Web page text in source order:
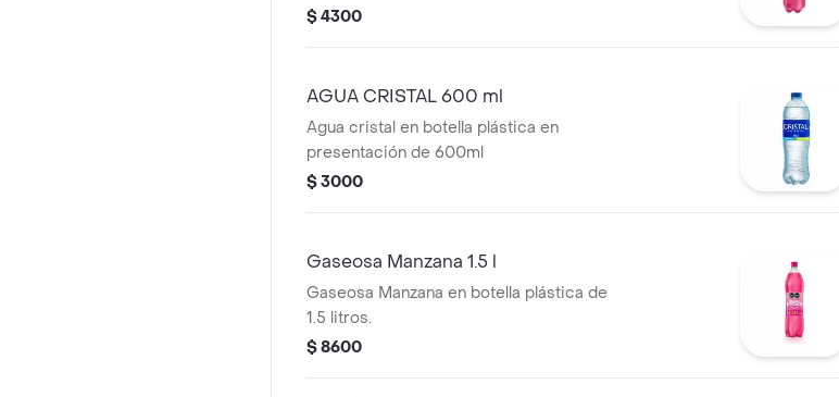
$ 4300
AGUA CRISTAL 600 ml
Agua cristal en botella plástica en
presentación de 600ml
$ 3000
Gaseosa Manzana 1.5 l
Gaseosa Manzana en botella plástica de
1.5 litros.
$ 8600